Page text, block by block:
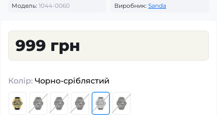
Модель: 1044-0060 Виробник: Sanda
999 грн
Колір: Чорно-сріблястий